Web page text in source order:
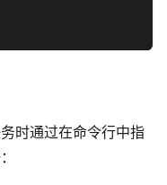
时通过在命令行中指